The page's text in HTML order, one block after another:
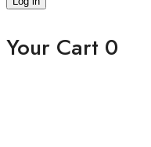
Your Cart 0